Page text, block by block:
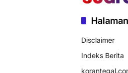
Halaman
Disclaimer
Indeks Berita